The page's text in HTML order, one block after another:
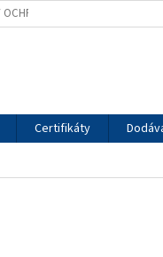
OSOBNÝCH ÚDAJOV
Certifikáty